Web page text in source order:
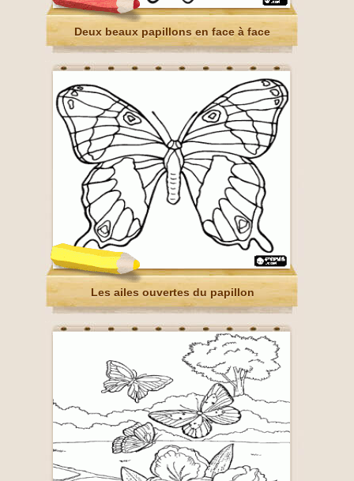
Deux beaux papillons en face à face
Les ailes ouvertes du papillon